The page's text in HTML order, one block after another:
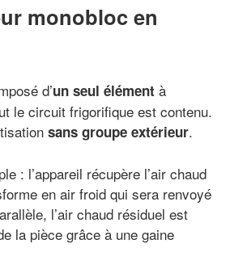
monobloc en
d’un seul élément à
le circuit frigorifique est contenu.
sans groupe extérieur.
: l’appareil récupère l’air chaud
en air froid qui sera renvoyé
l’air chaud résiduel est
la pièce grâce à une gaine